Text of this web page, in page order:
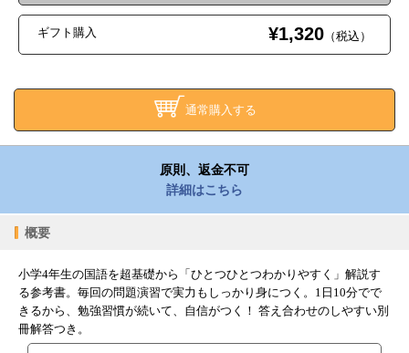
ギフト購入 ¥1,320 （税込）
通常購入する
原則、返金不可
詳細はこちら
概要
小学4年生の国語を超基礎から「ひとつひとつわかりやすく」解説す
る参考書。毎回の問題演習で実力もしっかり身につく。1日10分でで
きるから、勉強習慣が続いて、自信がつく！ 答え合わせのしやすい別
冊解答つき。